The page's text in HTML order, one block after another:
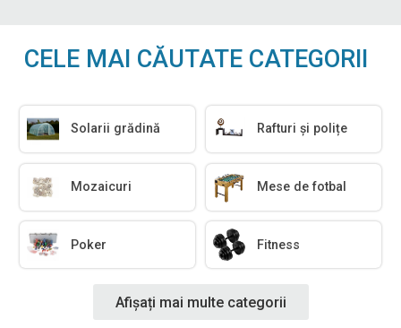
CELE MAI CĂUTATE CATEGORII
Solarii grădină Rafturi și polițe
Mozaicuri Mese de fotbal
Poker Fitness
Afișați mai multe categorii